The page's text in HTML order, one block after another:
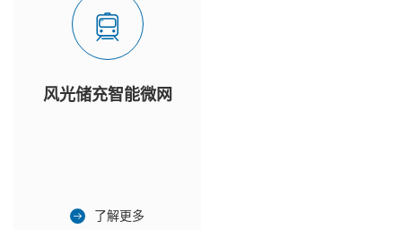
风光储充智能微网
了解更多